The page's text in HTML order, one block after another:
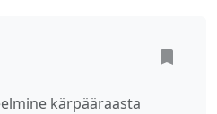
kärpääraasta